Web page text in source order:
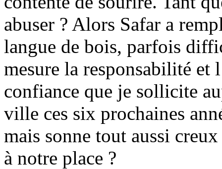
abuser ? Alors Safar a
langue de bois, parfois
mesure la responsabilité et
confiance que je sollicite
ville ces six prochaines
mais sonne tout aussi
à notre place ?